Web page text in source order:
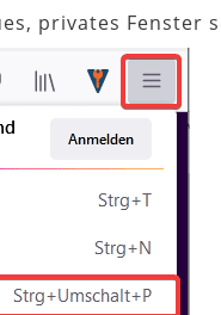
privates Fenster